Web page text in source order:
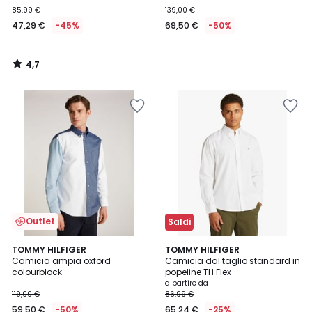
85,99 €
47,29 € -45%
4,7
/
139,00 €
69,50 € -50%
Outlet
TOMMY HILFIGER
Camicia ampia oxford
colourblock
119,00 €
59,50 € -50%
Saldi
TOMMY HILFIGER
Camicia dal taglio standard in
popeline TH Flex
a partire da
86,99 €
65,24 € -25%
4,5
/ 5
3
Colori